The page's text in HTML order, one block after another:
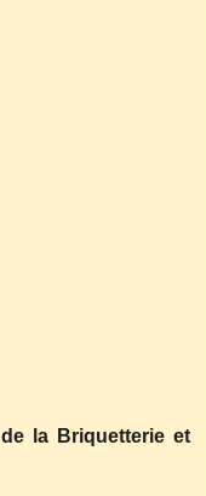
la Briquetterie et